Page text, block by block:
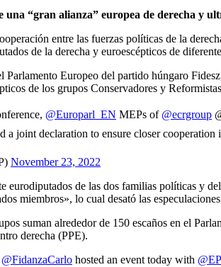
una “gran alianza” europea de derecha y
entre las fuerzas políticas de la
de la derecha y euroescépticos de
Parlamento Europeo del partido húngaro
de los grupos Conservadores y
@Europarl_EN MEPs of @ecrgroup
a joint declaration to ensure closer cooperation
November 23, 2022
eurodiputados de las dos familias políticas y
miembros», lo cual desató las
suman alrededor de 150 escaños en el
derecha (PPE).
@FidanzaCarlo hosted an event today with